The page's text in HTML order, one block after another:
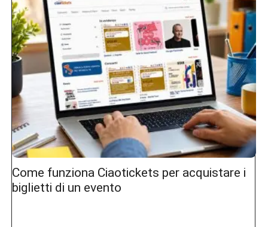
Come funziona Ciaotickets per acquistare i
biglietti di un evento